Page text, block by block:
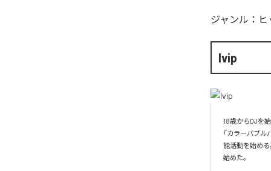
ジャンル：
Ivip
18歳からDJを
「カラーバブ
能活動を始め
始めた。